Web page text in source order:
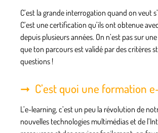
C’est la grande interrogation quand on veut
C’est une certification qu’ils ont obtenue
depuis plusieurs années. On n’est pas sur
que ton parcours est validé par des critères
questions !
C’est quoi une formation
L’e-learning, c’est un peu la révolution de
nouvelles technologies multimédias et de